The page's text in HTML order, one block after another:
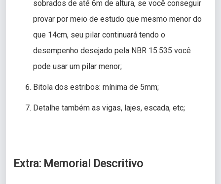
sobrados de até 6m de altura, se você conseguir
provar por meio de estudo que mesmo menor do
que 14cm, seu pilar continuará tendo o
desempenho desejado pela NBR 15.535 você
pode usar um pilar menor;
Bitola dos estribos: mínima de 5mm;
Detalhe também as vigas, lajes, escada, etc;
Extra: Memorial Descritivo